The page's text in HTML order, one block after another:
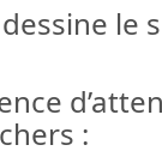
le
: